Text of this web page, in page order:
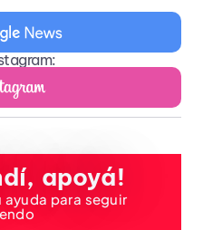
apoyá!
para seguir